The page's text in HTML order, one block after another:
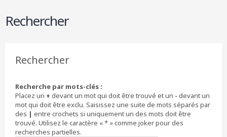
Rechercher
Rechercher
Recherche par mots-clés :
Placez un + devant un mot qui doit être trouvé et un - devant un
mot qui doit être exclu. Saisissez une suite de mots séparés par
des | entre crochets si uniquement un des mots doit être
trouvé. Utilisez le caractère « * » comme joker pour des
recherches partielles.